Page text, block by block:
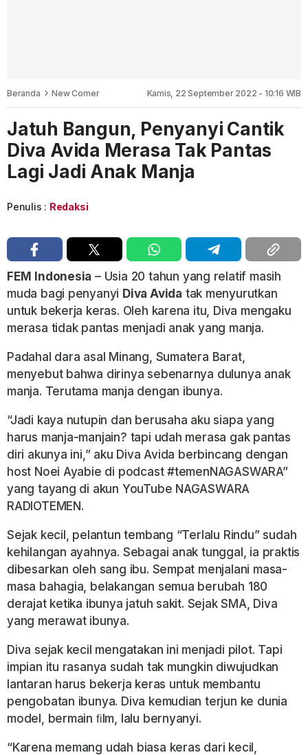
Beranda New Comer Kamis, 22 September 2022 - 10:16 WIB
Jatuh Bangun, Penyanyi Cantik
Diva Avida Merasa Tak Pantas
Lagi Jadi Anak Manja
Penulis : Redaksi
FEM Indonesia – Usia 20 tahun yang relatif masih
muda bagi penyanyi Diva Avida tak menyurutkan
untuk bekerja keras. Oleh karena itu, Diva mengaku
merasa tidak pantas menjadi anak yang manja.
Padahal dara asal Minang, Sumatera Barat,
menyebut bahwa dirinya sebenarnya dulunya anak
manja. Terutama manja dengan ibunya.
“Jadi kaya nutupin dan berusaha aku siapa yang
harus manja-manjain? tapi udah merasa gak pantas
diri akunya ini,” aku Diva Avida berbincang dengan
host Noei Ayabie di podcast #temenNAGASWARA”
yang tayang di akun YouTube NAGASWARA
RADIOTEMEN.
Sejak kecil, pelantun tembang “Terlalu Rindu” sudah
kehilangan ayahnya. Sebagai anak tunggal, ia praktis
dibesarkan oleh sang ibu. Sempat menjalani masa-
masa bahagia, belakangan semua berubah 180
derajat ketika ibunya jatuh sakit. Sejak SMA, Diva
yang merawat ibunya.
Diva sejak kecil mengatakan ini menjadi pilot. Tapi
impian itu rasanya sudah tak mungkin diwujudkan
lantaran harus bekerja keras untuk membantu
pengobatan ibunya. Diva kemudian terjun ke dunia
model, bermain ﬁlm, lalu bernyanyi.
“Karena memang udah biasa keras dari kecil,